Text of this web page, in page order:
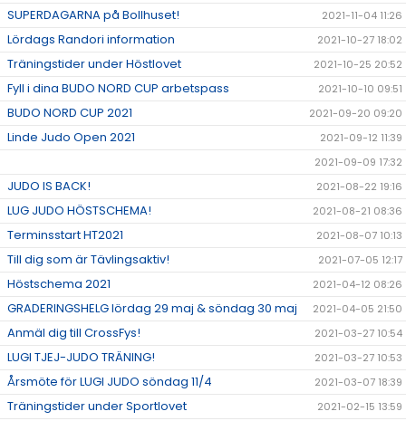
SUPERDAGARNA på Bollhuset! 2021-11-04 11:26
Lördags Randori information 2021-10-27 18:02
Träningstider under Höstlovet 2021-10-25 20:52
Fyll i dina BUDO NORD CUP arbetspass 2021-10-10 09:51
BUDO NORD CUP 2021 2021-09-20 09:20
Linde Judo Open 2021
2021-09-12 11:39
2021-09-09 17:32
JUDO IS BACK! 2021-08-22 19:16
LUG JUDO HÖSTSCHEMA! 2021-08-21 08:36
Terminsstart HT2021 2021-08-07 10:13
Till dig som är Tävlingsaktiv! 2021-07-05 12:17
Höstschema 2021 2021-04-12 08:26
GRADERINGSHELG lördag 29 maj & söndag 30 maj 2021-04-05 21:50
Anmäl dig till CrossFys! 2021-03-27 10:54
LUGI TJEJ-JUDO TRÄNING! 2021-03-27 10:53
Årsmöte för LUGI JUDO söndag 11/4 2021-03-07 18:39
Träningstider under Sportlovet 2021-02-15 13:59